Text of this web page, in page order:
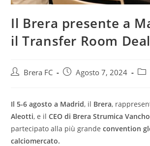
Il Brera presente a
il Transfer Room
Brera FC Agosto 7, 2024
Il 5-6 agosto a Madrid, il Brera,
Aleotti, e ilCEO di Brera Strumica
partecipato alla più grandeconvention
calciomercato.